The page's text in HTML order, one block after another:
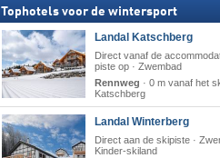
Tophotels voor de wintersport
Landal Katschberg
Direct vanaf de
piste op · Zwembad
Rennweg · 0 m vanaf het
Katschberg
Landal Winterberg
Direct aan de skipiste ·
Kinder-skiland